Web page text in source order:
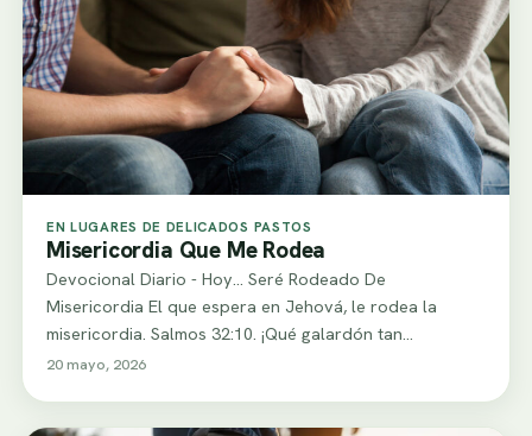
EN LUGARES DE DELICADOS PASTOS
Misericordia Que Me Rodea
Devocional Diario - Hoy... Seré Rodeado De
Misericordia El que espera en Jehová, le rodea la
misericordia. Salmos 32:10. ¡Qué galardón tan…
20 mayo, 2026